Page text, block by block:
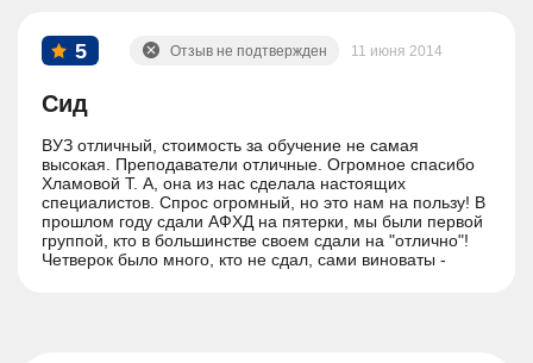
5
Сид
11 июня 2014
Отзыв не подтвержден
ВУЗ отличный, стоимость за обучение не самая
высокая. Преподаватели отличные. Огромное спасибо
Хламовой Т. А, она из нас сделала настоящих
специалистов. Спрос огромный, но это нам на пользу! В
прошлом году сдали АФХД на пятерки, мы были первой
группой, кто в большинстве своем сдали на "отлично"!
Четверок было много, кто не сдал, сами виноваты -